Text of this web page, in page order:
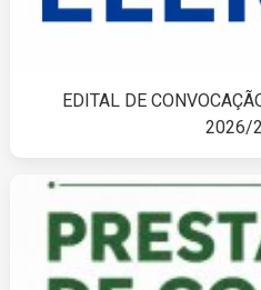
EDITAL DE
2026/